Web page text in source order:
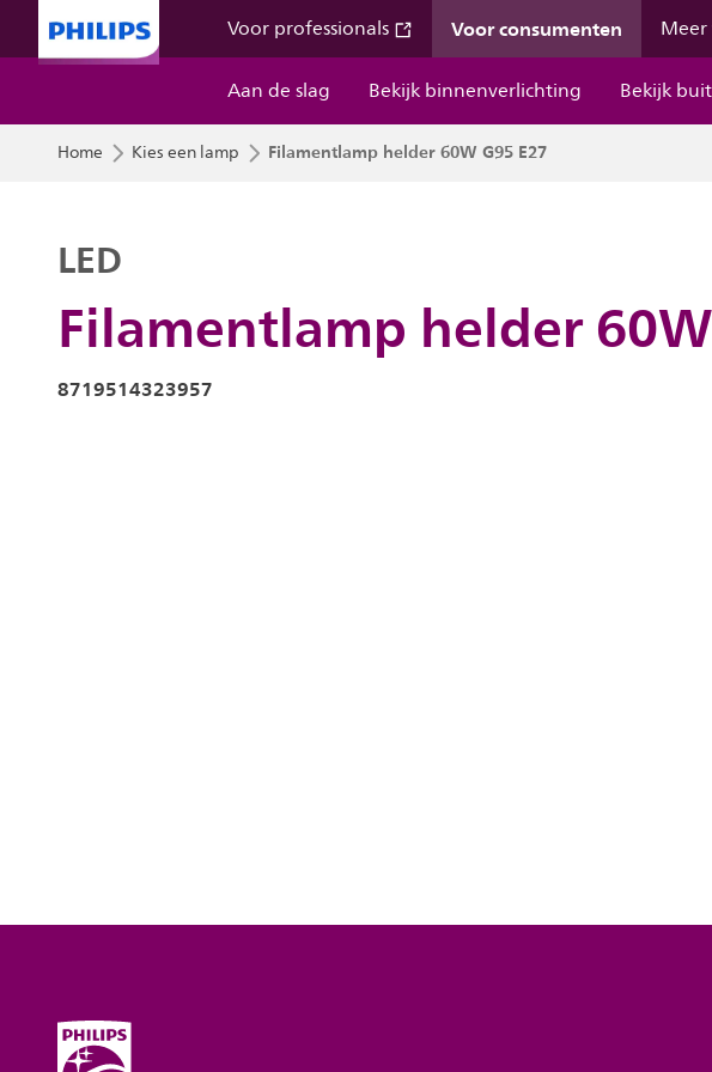
Voor professionals Voor consumenten
Aan de slag
Bekijk binnenverlichting Bekijk
Home Kies een lamp Filamentlamp helder 60W G95 E27
Filamentlamp helder
LED
8719514323957